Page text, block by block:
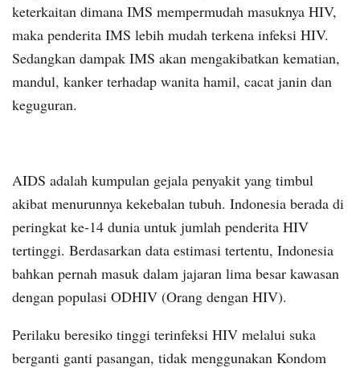
keterkaitan dimana IMS mempermudah masuknya HIV,
maka penderita IMS lebih mudah terkena infeksi HIV.
Sedangkan dampak IMS akan mengakibatkan kematian,
mandul, kanker terhadap wanita hamil, cacat janin dan
keguguran.
AIDS adalah kumpulan gejala penyakit yang timbul
akibat menurunnya kekebalan tubuh. Indonesia berada di
peringkat ke-14 dunia untuk jumlah penderita HIV
tertinggi. Berdasarkan data estimasi tertentu, Indonesia
bahkan pernah masuk dalam jajaran lima besar kawasan
dengan populasi ODHIV (Orang dengan HIV).
Perilaku beresiko tinggi terinfeksi HIV melalui suka
berganti ganti pasangan, tidak menggunakan Kondom